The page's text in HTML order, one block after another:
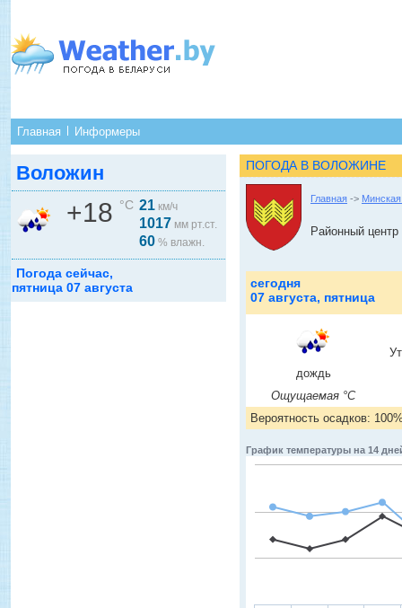
Главная Информеры
Воложин
+18 °C 21 км/ч
1017 мм рт.ст.
60 % влажн.
Погода сейчас,
пятница 07 августа
ПОГОДА В ВОЛОЖИНЕ
Главная ->
Районный
сегодня
07 августа, пятница
дождь
Ощущаемая °C
Вероятность осадков:
График температуры на 14